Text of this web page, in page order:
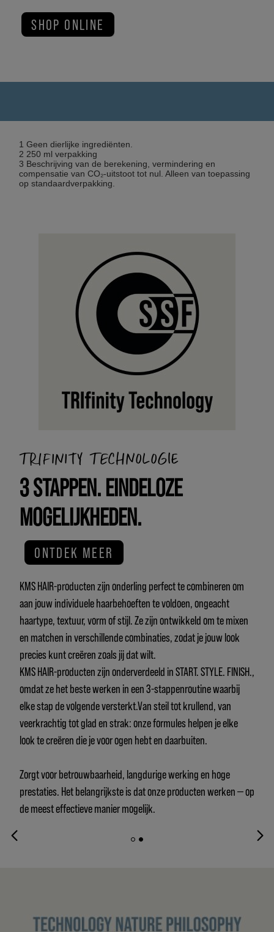
SHOP ONLINE
1 Geen dierlijke ingrediënten.
2 250 ml verpakking
3 Beschrijving van de berekening, vermindering en
compensatie van CO₂-uitstoot tot nul. Alleen van toepassing
op standaardverpakking.
TRIFINITY TECHNOLOGIE
3 STAPPEN. EINDELOZE
MOGELIJKHEDEN.
ONTDEK MEER
KMS HAIR-producten zijn onderling perfect te combineren om
aan jouw individuele haarbehoeften te voldoen, ongeacht
haartype, textuur, vorm of stijl. Ze zijn ontwikkeld om te mixen
en matchen in verschillende combinaties, zodat je jouw look
precies kunt creëren zoals jij dat wilt.
KMS HAIR-producten zijn onderverdeeld in START. STYLE. FINISH.,
omdat ze het beste werken in een 3-stappenroutine waarbij
elke stap de volgende versterkt.Van steil tot krullend, van
veerkrachtig tot glad en strak: onze formules helpen je elke
look te creëren die je voor ogen hebt en daarbuiten.
Zorgt voor betrouwbaarheid, langdurige werking en hoge
prestaties. Het belangrijkste is dat onze producten werken — op
de meest effectieve manier mogelijk.